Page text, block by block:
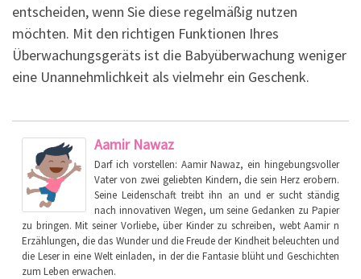
entscheiden, wenn Sie diese regelmäßig nutzen
möchten. Mit den richtigen Funktionen Ihres
Überwachungsgeräts ist die Babyüberwachung weniger
eine Unannehmlichkeit als vielmehr ein Geschenk.
Aamir Nawaz
Darf ich vorstellen: Aamir Nawaz, ein hingebungsvoller
Vater von zwei geliebten Kindern, die sein Herz erobern.
Seine Leidenschaft treibt ihn an und er sucht ständig
nach innovativen Wegen, um seine Gedanken zu Papier
zu bringen. Mit seiner Vorliebe, über Kinder zu schreiben, webt Aamir n
Erzählungen, die das Wunder und die Freude der Kindheit beleuchten und
die Leser in eine Welt einladen, in der die Fantasie blüht und Geschichten
zum Leben erwachen.